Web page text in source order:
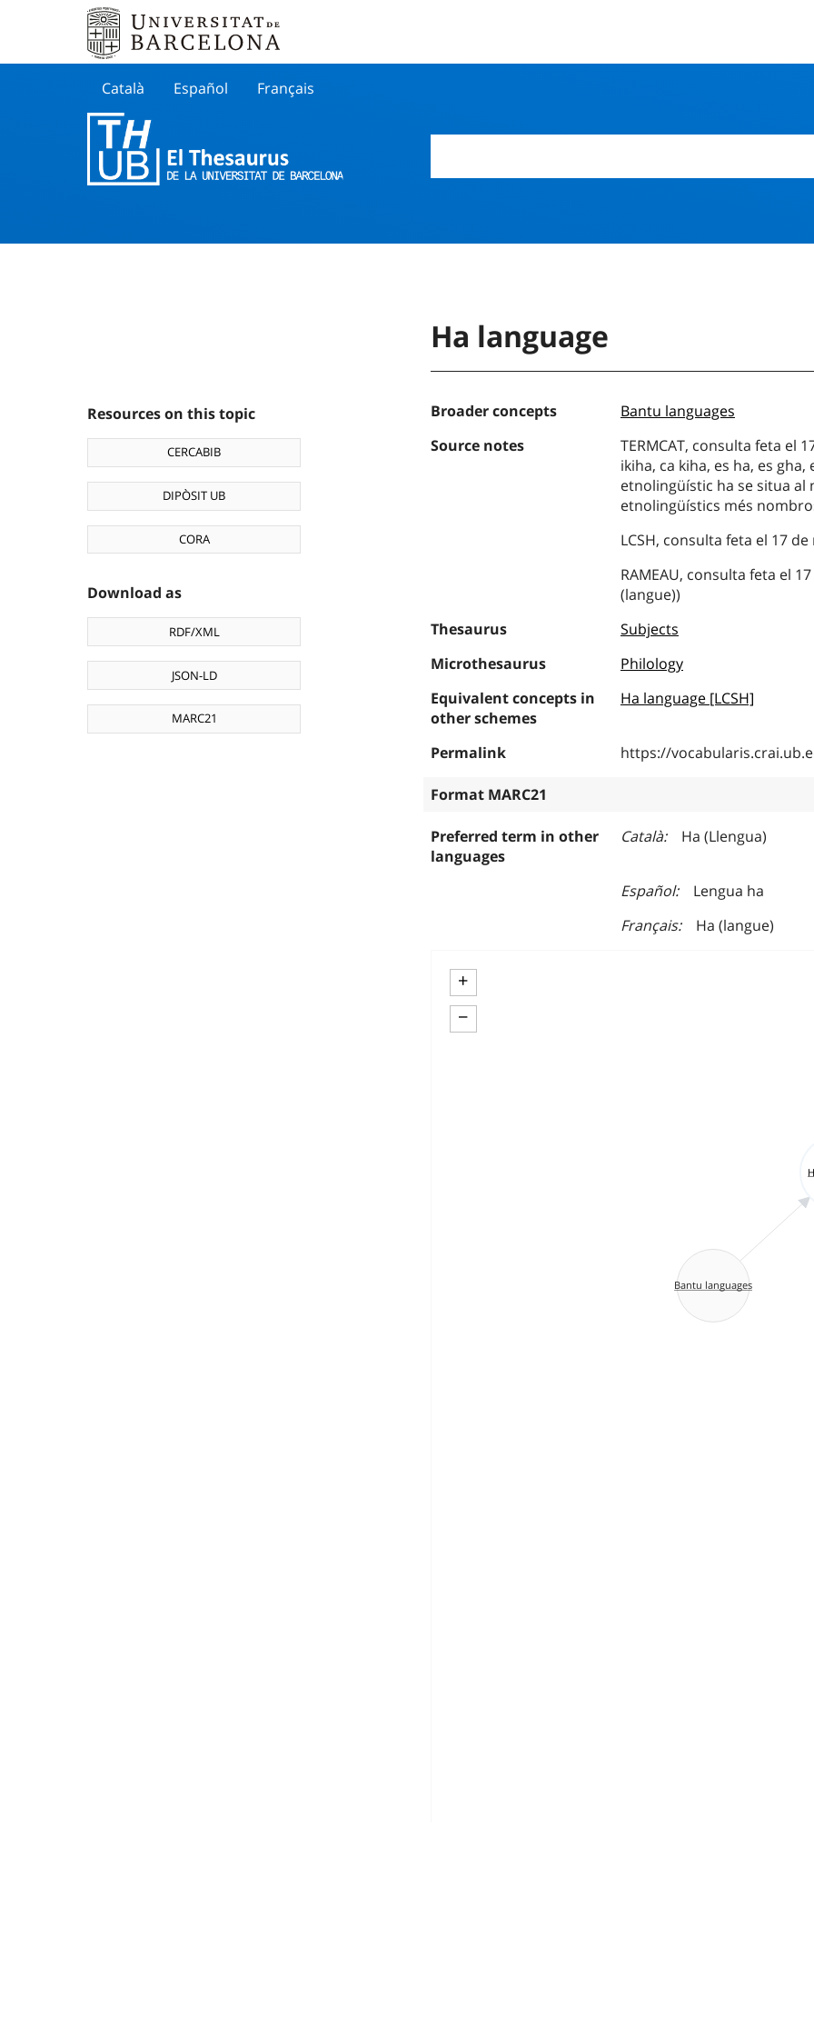
Català Español Français
Resources on this topic
CERCABIB
DIPÒSIT UB
CORA
Download as
RDF/XML
JSON-LD
MARC21
Ha language
Broader concepts
Bantu languages
Source notes
TERMCAT, consulta feta el
ikiha, ca kiha, es ha, es
etnolingüístic ha se situa al
etnolingüístics més
LCSH, consulta feta el 17
RAMEAU, consulta feta el
(langue))
Thesaurus
Subjects
Microthesaurus
Philology
Equivalent concepts in
other schemes
Ha language [LCSH]
Permalink https://
Format MARC21
Preferred term in other
languages
Català Ha (Llengua)
Español
Lengua ha
Français
Ha (langue)
+
−
Bantu languages